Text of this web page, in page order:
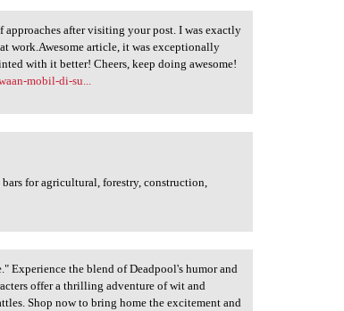
after visiting your post. I was exactly
work.Awesome article, it was exceptionally
with it better! Cheers, keep doing awesome!
mobil-di-su...
for agricultural, forestry, construction,
the blend of Deadpool's humor and
offer a thrilling adventure of wit and
Shop now to bring home the excitement and